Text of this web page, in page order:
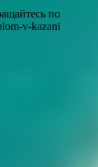
по
v-kazani